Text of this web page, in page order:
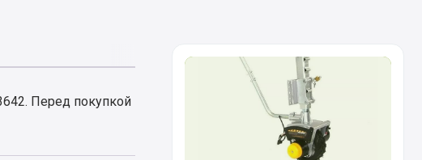
Перед покупкой